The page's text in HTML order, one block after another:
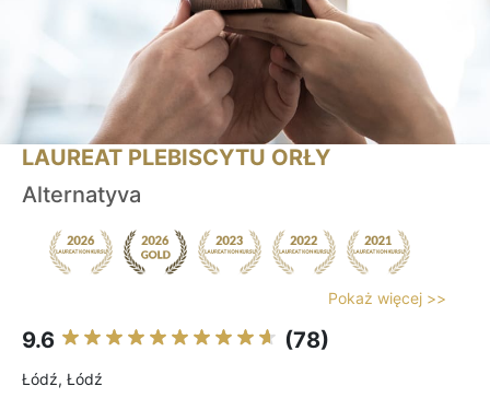
LAUREAT PLEBISCYTU ORŁY
Alternatyva
Pokaż więcej >>
9.6 (78)
Łódź, Łódź